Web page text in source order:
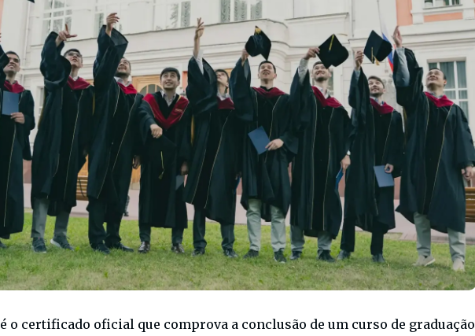
é o certificado oficial que comprova a conclusão de um curso de graduação